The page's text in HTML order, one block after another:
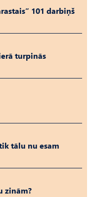
101 darbiņš
turpinās
tālu nu esam
zinām?